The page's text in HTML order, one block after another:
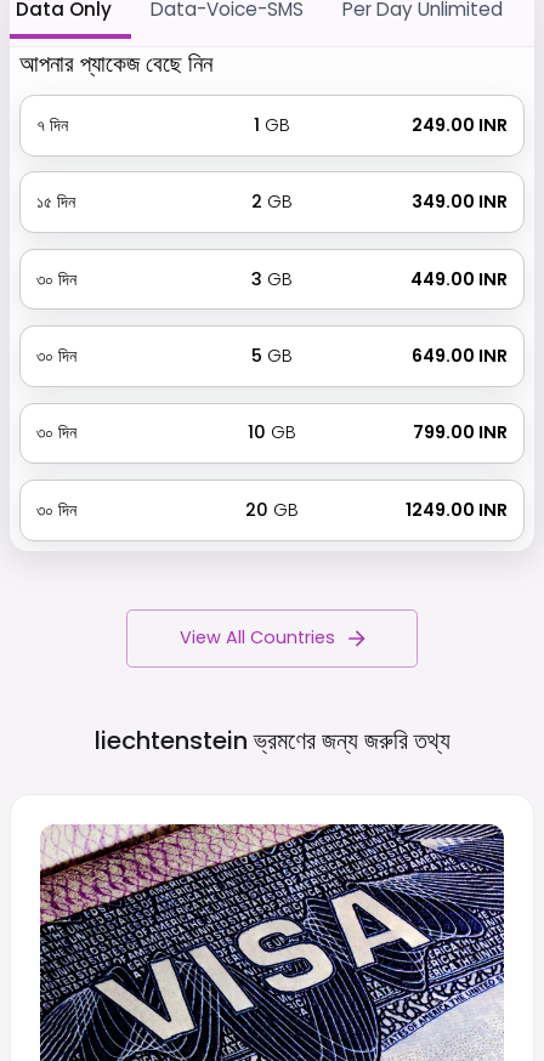
Data Only Data-Voice-SMS Per Day Unlimited
আপনার প্যাকেজ বেছে নিন
৭ দিন 1 GB ₹ 249.00 INR
১৫ দিন 2 GB ₹ 349.00 INR
৩০ দিন 3 GB ₹ 449.00 INR
৩০ দিন 5 GB ₹ 649.00 INR
৩০ দিন 10 GB ₹ 799.00 INR
৩০ দিন 20 GB ₹ 1249.00 INR
View All Countries
liechtenstein ভ্রমণের জন্য জরুরিতথ্য